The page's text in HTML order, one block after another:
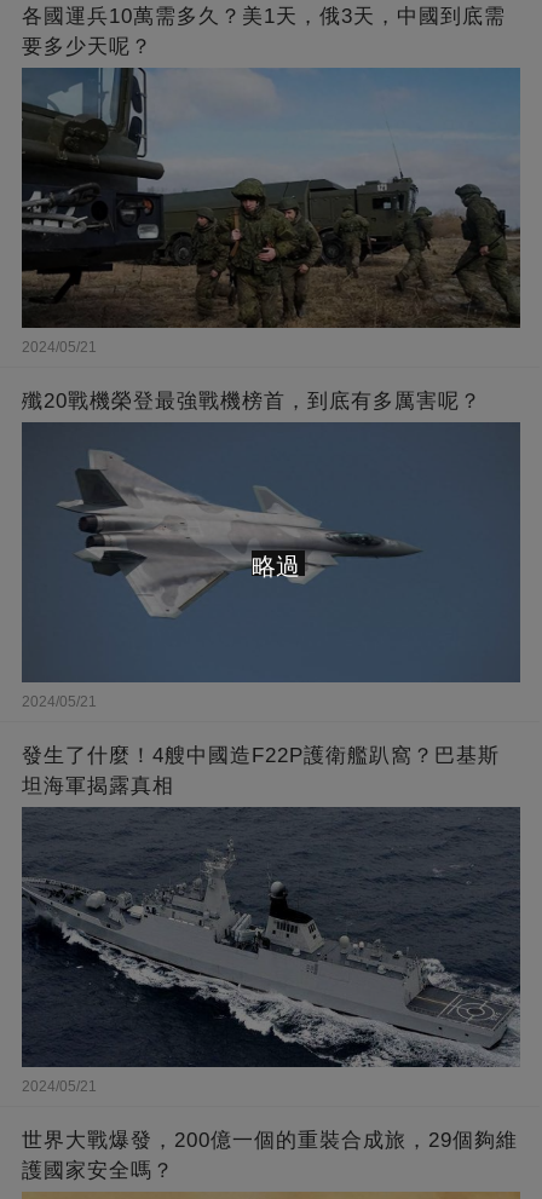
各國運兵10萬需多久？美1天，俄3天，中國到底需
要多少天呢？
2024/05/21
殲20戰機榮登最強戰機榜首，到底有多厲害呢？
2024/05/21
發生了什麼！4艘中國造F22P護衛艦趴窩？巴基斯
坦海軍揭露真相
2024/05/21
世界大戰爆發，200億一個的重裝合成旅，29個夠維
護國家安全嗎？
略過